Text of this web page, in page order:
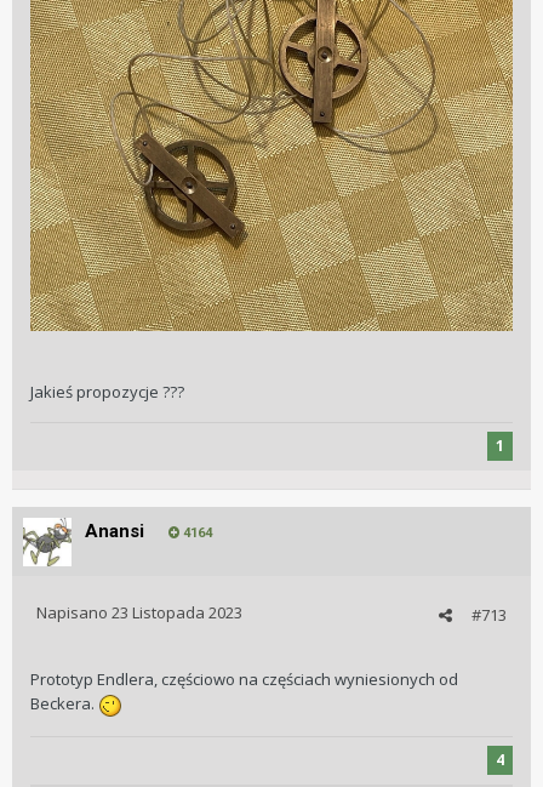
Jakieś propozycje ???
1
Anansi 4164
#713
Napisano 23 Listopada 2023
Prototyp Endlera, częściowo na częściach wyniesionych od
Beckera.
4